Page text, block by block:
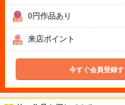
0円作品あり
来店ポイント
今すぐ会員登録